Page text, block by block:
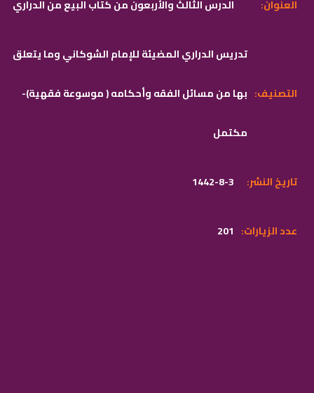
الدرس الثالث والأربعون من كتاب البيع من الدراري :العنوان
تدريس الدراري المضيئة للإمام الشوكاني وما يتعلق
بها من مسائل الفقه وأحكامه ( موسوعة فقهية)-
مكتمل
:التصنيف
1442-8-3 :تاريخ النشر
201 :عدد الزيارات